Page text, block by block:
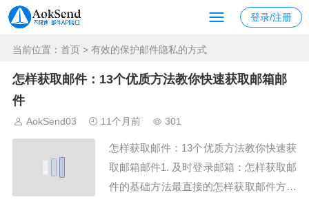
登录/注册
当前位置： 首页 > 有效的保护邮件隐私的方式
怎样获取邮件：13个优质方法教你快速获取邮箱邮
件
AokSend03 11个月前 301
怎样获取邮件：13个优质方法教你快速获
取邮箱邮件1. 及时登录邮箱：怎样获取邮
件的基础方法最直接的怎样获取邮件方式